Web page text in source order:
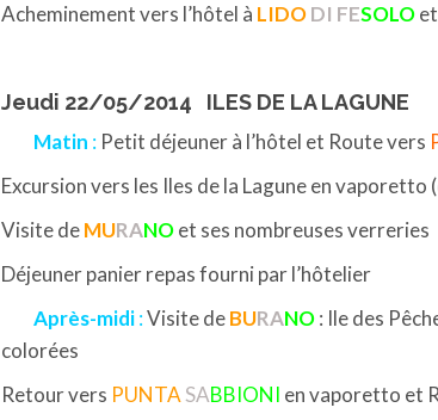
Acheminement vers l’hôtel à LIDODI FESOLO
Jeudi 22/05/2014 ILES DE LA LAGUNE
Matin : Petit déjeuner à l’hôtel et Route vers
Excursion vers les Iles de la Lagune en
Visite deMURANOet ses nombreuses verreries
Déjeuner panier repas fourni par l’hôtelier
Après-midi:Visite deBURANO: Ile des
colorées
Retour vers PUNTA SABBIONI en vaporetto et